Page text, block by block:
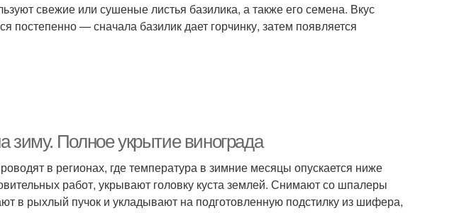
свежие или сушеные листья базилика, а также его семена. Вкус
постепенно — сначала базилик дает горчинку, затем появляется
зиму. Полное укрытие винограда
в регионах, где температура в зимние месяцы опускается ниже
работ, укрывают головку куста землей. Снимают со шпалеры
в рыхлый пучок и укладывают на подготовленную подстилку из шифера,